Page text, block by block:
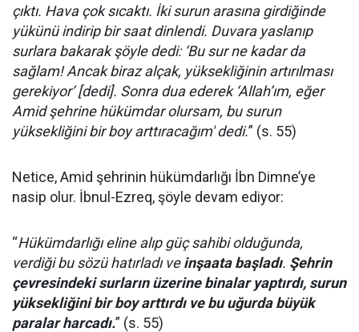
çıktı. Hava çok sıcaktı. İki surun arasına girdiğinde
yükünü indirip bir saat dinlendi. Duvara yaslanıp
surlara bakarak şöyle dedi: ‘Bu sur ne kadar da
sağlam! Ancak biraz alçak, yüksekliğinin artırılması
gerekiyor’ [dedi]. Sonra dua ederek ‘Allah’ım, eğer
Amid şehrine hükümdar olursam, bu surun
yüksekliğini bir boy arttıracağım' dedi.” (s. 55)
Netice, Amid şehrinin hükümdarlığı İbn Dimne’ye
nasip olur. İbnul-Ezreq, şöyle devam ediyor:
“Hükümdarlığı eline alıp güç sahibi olduğunda,
verdiği bu sözü hatırladı veinşaata başladı. Şehrin
çevresindeki surların üzerine binalar yaptırdı, surun
yüksekliğini bir boy arttırdı ve bu uğurda büyük
paralar harcadı.” (s. 55)